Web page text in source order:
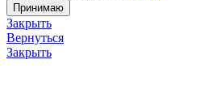
Принимаю
Закрыть
Вернуться
Закрыть